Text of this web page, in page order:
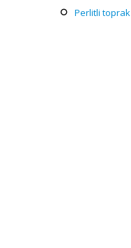
perlitli toprak